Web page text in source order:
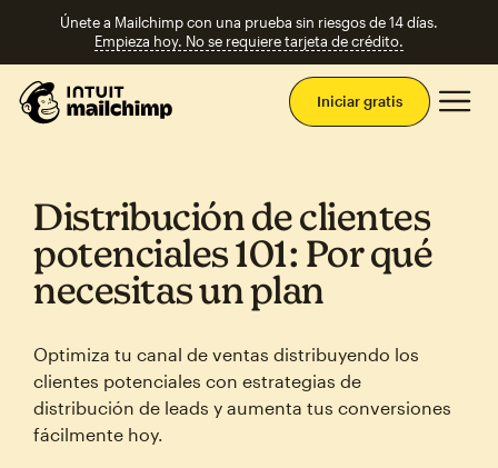
Únete a Mailchimp con una prueba sin riesgos de 14 días.
Empieza hoy. No se requiere tarjeta de crédito.
Iniciar gratis
Distribución de clientes
potenciales 101: Por qué
necesitas un plan
Optimiza tu canal de ventas distribuyendo los
clientes potenciales con estrategias de
distribución de leads y aumenta tus conversiones
fácilmente hoy.